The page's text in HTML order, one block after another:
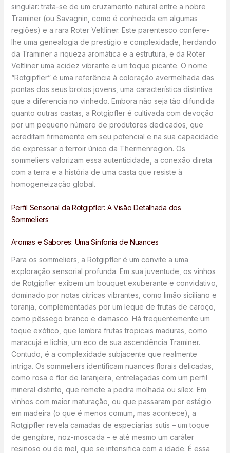
singular: trata-se de um cruzamento natural entre a nobre
Traminer (ou Savagnin, como é conhecida em algumas
regiões) e a rara Roter Veltliner. Este parentesco confere-
lhe uma genealogia de prestígio e complexidade, herdando
da Traminer a riqueza aromática e a estrutura, e da Roter
Veltliner uma acidez vibrante e um toque picante. O nome
“Rotgipfler” é uma referência à coloração avermelhada das
pontas dos seus brotos jovens, uma característica distintiva
que a diferencia no vinhedo. Embora não seja tão difundida
quanto outras castas, a Rotgipfler é cultivada com devoção
por um pequeno número de produtores dedicados, que
acreditam firmemente em seu potencial e na sua capacidade
de expressar o terroir único da Thermenregion. Os
sommeliers valorizam essa autenticidade, a conexão direta
com a terra e a história de uma casta que resiste à
homogeneização global.
Perfil Sensorial da Rotgipfler: A Visão Detalhada dos
Sommeliers
Aromas e Sabores: Uma Sinfonia de Nuances
Para os sommeliers, a Rotgipfler é um convite a uma
exploração sensorial profunda. Em sua juventude, os vinhos
de Rotgipfler exibem um bouquet exuberante e convidativo,
dominado por notas cítricas vibrantes, como limão siciliano e
toranja, complementadas por um leque de frutas de caroço,
como pêssego branco e damasco. Há frequentemente um
toque exótico, que lembra frutas tropicais maduras, como
maracujá e lichia, um eco de sua ascendência Traminer.
Contudo, é a complexidade subjacente que realmente
intriga. Os sommeliers identificam nuances florais delicadas,
como rosa e flor de laranjeira, entrelaçadas com um perfil
mineral distinto, que remete a pedra molhada ou sílex. Em
vinhos com maior maturação, ou que passaram por estágio
em madeira (o que é menos comum, mas acontece), a
Rotgipfler revela camadas de especiarias sutis – um toque
de gengibre, noz-moscada – e até mesmo um caráter
resinoso ou de mel, que se intensifica com a idade. É essa